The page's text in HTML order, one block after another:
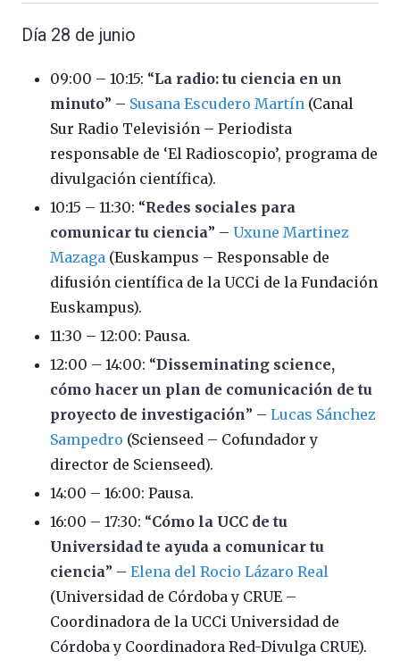
Día 28 de junio
09:00 – 10:15: “La radio: tu ciencia en un
minuto” – Susana Escudero Martín (Canal
Sur Radio Televisión – Periodista
responsable de ‘El Radioscopio’, programa de
divulgación científica).
10:15 – 11:30: “Redes sociales para
comunicar tu ciencia” – Uxune Martinez
Mazaga (Euskampus – Responsable de
difusión científica de la UCCi de la Fundación
Euskampus).
11:30 – 12:00: Pausa.
12:00 – 14:00: “Disseminating science,
cómo hacer un plan de comunicación de tu
proyecto de investigación” – Lucas Sánchez
Sampedro (Scienseed – Cofundador y
director de Scienseed).
14:00 – 16:00: Pausa.
16:00 – 17:30: “Cómo la UCC de tu
Universidad te ayuda a comunicar tu
ciencia” – Elena del Rocio Lázaro Real
(Universidad de Córdoba y CRUE –
Coordinadora de la UCCi Universidad de
Córdoba y Coordinadora Red-Divulga CRUE).